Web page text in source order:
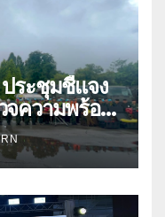
ระชุมชี้แจง
จความพร้อม
ณภัย